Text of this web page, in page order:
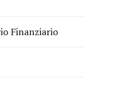
Finanziario